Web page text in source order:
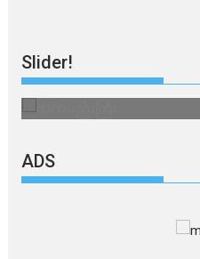
Slider!
လက်မည်းကြီး
ADS